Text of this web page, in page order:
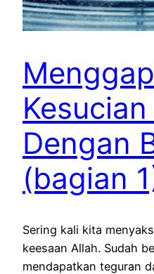
Dengan
(bagian
Sering kali kita
keesaan Allah. Sudah
mendapatkan teguran